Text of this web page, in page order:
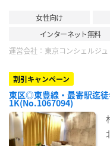
女性向け
インターネット無料
運営会社： 東京コンシェルジ
割引キャンペーン
東区◎東豊線・最寄駅迄
1K(No.1067094)